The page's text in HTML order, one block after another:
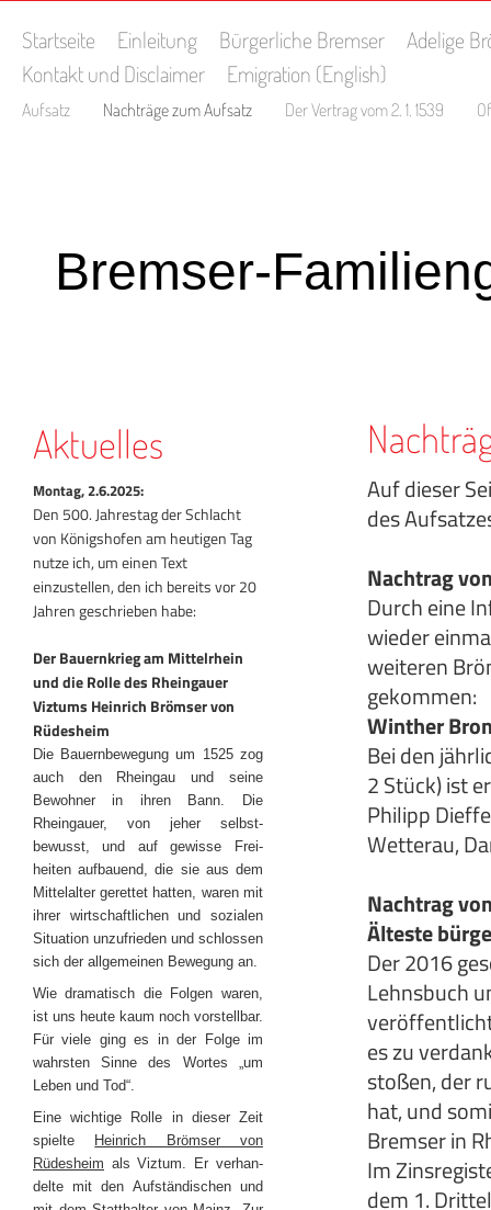
Startseite Einleitung Bürgerliche Bremser
Adelige
Kontakt und Disclaimer
Emigration (English)
Aufsatz Nachträge zum Aufsatz Der Vertrag vom 2. 1. 1539
Bremser-
Aktuelles
Montag, 2.6.2025:
Den 500. Jahrestag der Schlacht
von Königshofen am heutigen Tag
nutze ich, um einen Text
einzustellen, den ich bereits vor 20
Jahren geschrieben habe:
Der Bauernkrieg am Mittelrhein
und die Rolle des Rheingauer
Viztums Heinrich Brömser von
Rüdesheim
Die Bauernbewegung um 1525 zog
auch den Rheingau und seine
Bewohner in ihren Bann. Die
Rheingauer, von jeher selbst-
bewusst, und auf gewisse Frei-
heiten aufbauend, die sie aus dem
Mittelalter gerettet hatten, waren mit
ihrer wirtschaftlichen und sozialen
Situation unzufrieden und schlossen
sich der allgemeinen Bewegung an.
Wie dramatisch die Folgen waren,
ist uns heute kaum noch vorstellbar.
Für viele ging es in der Folge im
wahrsten Sinne des Wortes „um
Leben und Tod“.
Eine wichtige Rolle in dieser Zeit
spielte
Heinrich Brömser von
Rüdesheim als Viztum. Er verhan-
delte mit den Aufständischen und
Auf dieser
des
Nachtrag
Durch eine
wieder
weiteren
gekommen:
Winther
Bei den
2 Stück) ist
Philipp
Wetterau,
Nachtrag
Älteste
Der 2016
Lehnsbuch
es zu
stoßen, der
hat, und
Bremser in
Im
dem 1.